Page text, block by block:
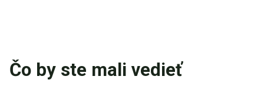
Čo by ste mali vedieť